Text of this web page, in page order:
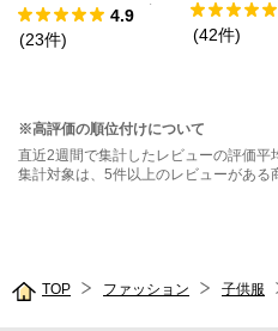
ックドッキングT
シャツ
4.9
(23件)
(42件)
※高評価の順位付けについて
直近2週間で集計したレビューの評価平
集計対象は、5件以上のレビューがある
TOP ファッション 子供服